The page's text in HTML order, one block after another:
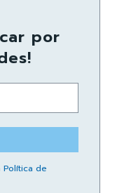
por
Política de